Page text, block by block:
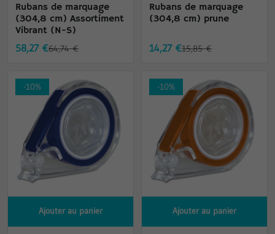
Rubans de marquage
(304,8 cm) Assortiment
Vibrant (N-S)
58,27 €64,74 €
Rubans de marquage
(304,8 cm) prune
14,27 €15,85 €
-10%
Ajouter au panier
-10%
Ajouter au panier